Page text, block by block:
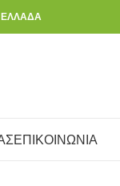
ΕΠΙΚΟΙΝΩΝΙΑ